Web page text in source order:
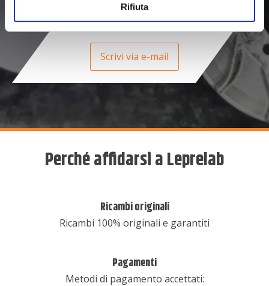
Rifiuta
E-mail
Scrivi via e-mail
Perché affidarsi a Leprelab
Ricambi originali
Ricambi 100% originali e garantiti
Pagamenti
Metodi di pagamento accettati: